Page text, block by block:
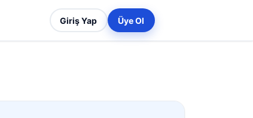
Giriş Yap Üye Ol